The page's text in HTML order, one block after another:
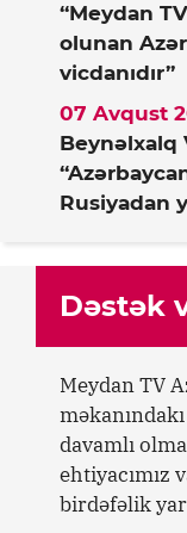
“Meydan
olunan
vicdanıdır”
Beynəlxalq
Rusiyadan
07 Avqust
Dəstək
Meydan TV
davamlı
ehtiyacımız
birdəfəlik